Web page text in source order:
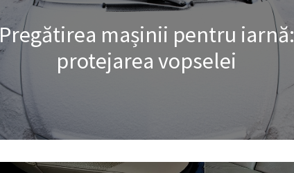
Pregătirea mașinii pentru iarnă:
protejarea vopselei